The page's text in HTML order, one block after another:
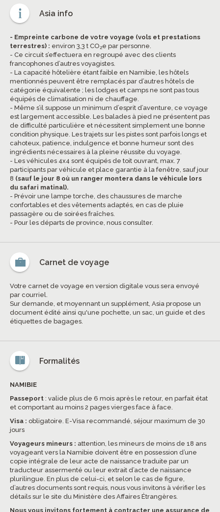
Asia info
- Empreinte carbone de votre voyage (vols et prestations
terrestres) : environ 3,3 t CO2e par personne.
- Ce circuit s’effectuera en regroupé avec des clients
francophones d’autres voyagistes.
- La capacité hôtelière étant faible en Namibie, les hôtels
mentionnés peuvent être remplacés par d’autres hôtels de
catégorie équivalente ; les lodges et camps ne sont pas tous
équipés de climatisation ni de chauffage.
- Même s’il suppose un minimum d’esprit d’aventure, ce voyage
est largement accessible. Les balades à pied ne présentent pas
de difficulté particulière et nécessitent simplement une bonne
condition physique. Les trajets sur les pistes sont parfois longs et
cahoteux, patience, indulgence et bonne humeur sont des
ingrédients nécessaires à la pleine réussite du voyage.
- Les véhicules 4x4 sont équipés de toit ouvrant, max. 7
participants par véhicule et place garantie à la fenêtre, sauf jour
8 (sauf le jour 8 où un ranger montera dans le véhicule lors
du safari matinal).
- Prévoir une lampe torche, des chaussures de marche
confortables et des vêtements adaptés, en cas de pluie
passagère ou de soirées fraîches.
- Pour les départs de province, nous consulter.
Carnet de voyage
Votre carnet de voyage en version digitale vous sera envoyé
par courriel.
Sur demande, et moyennant un supplément, Asia propose un
document édité ainsi qu'une pochette, un sac, un guide et des
étiquettes de bagages.
Formalités
NAMIBIE
Passeport : valide plus de 6 mois après le retour, en parfait état
et comportant au moins 2 pages vierges face à face.
Visa : obligatoire. E-Visa recommandé, séjour maximum de 30
jours
Voyageurs mineurs : attention, les mineurs de moins de 18 ans
voyageant vers la Namibie doivent être en possession d’une
copie intégrale de leur acte de naissance traduite par un
traducteur assermenté ou leur extrait d’acte de naissance
plurilingue. En plus de celui-ci, et selon le cas de figure,
d’autres documents sont requis, nous vous invitons à vérifier les
détails sur le site du Ministère des Affaires Étrangères.
Nous vous invitons fortement à contracter une assurance de